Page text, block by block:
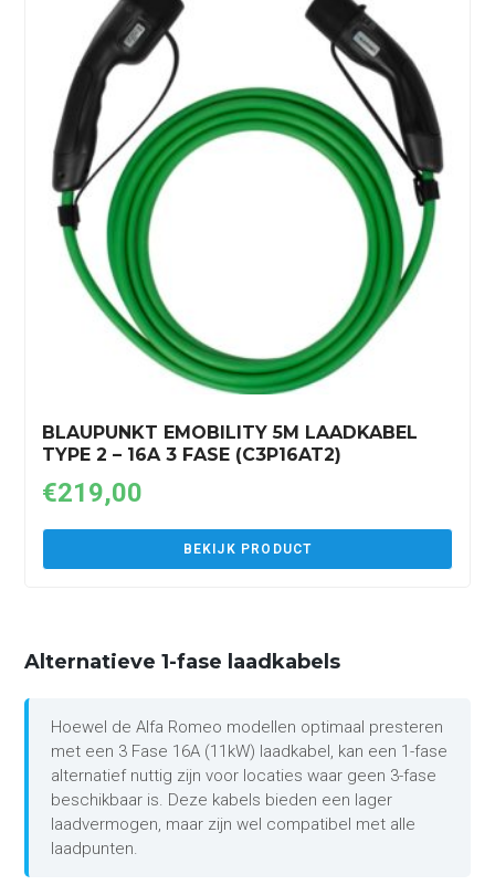
BLAUPUNKT EMOBILITY 5M LAADKABEL
TYPE 2 – 16A 3 FASE (C3P16AT2)
€219,00
BEKIJK PRODUCT
Alternatieve 1-fase laadkabels
Hoewel de Alfa Romeo modellen optimaal presteren
met een 3 Fase 16A (11kW) laadkabel, kan een 1-fase
alternatief nuttig zijn voor locaties waar geen 3-fase
beschikbaar is. Deze kabels bieden een lager
laadvermogen, maar zijn wel compatibel met alle
laadpunten.